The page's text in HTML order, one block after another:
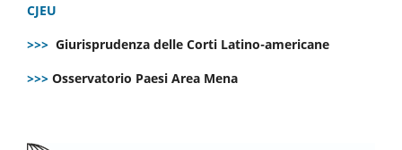
CJEU
>>> Giurisprudenza delle Corti Latino-americane
>>> Osservatorio Paesi Area Mena